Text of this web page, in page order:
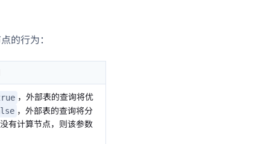
的行为：
，外部表的查询将优
，外部表的查询将分
有计算节点，则该参数